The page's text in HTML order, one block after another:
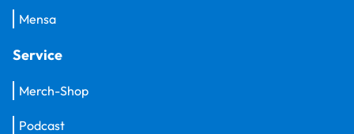
Mensa
Service
Merch-Shop
Podcast